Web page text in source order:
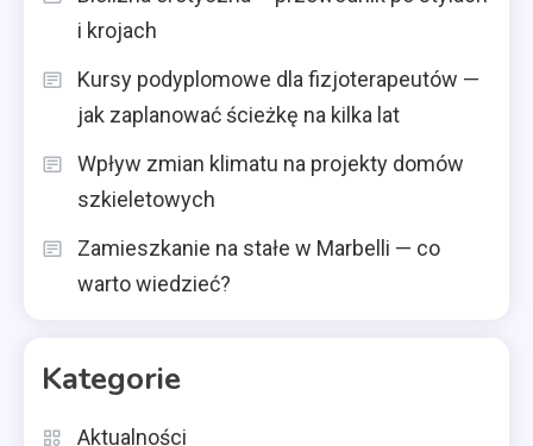
i krojach
Kursy podyplomowe dla fizjoterapeutów —
jak zaplanować ścieżkę na kilka lat
Wpływ zmian klimatu na projekty domów
szkieletowych
Zamieszkanie na stałe w Marbelli — co
warto wiedzieć?
Kategorie
Aktualności